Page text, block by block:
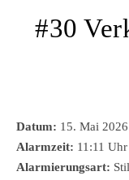
#30
Datum: 15. Mai 2026
Alarmzeit: 11:11 Uhr
Alarmierungsart: